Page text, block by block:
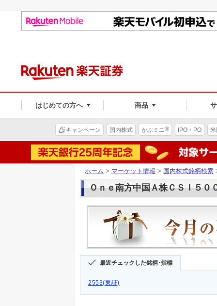
はじめての方へ 商品
キャンペーン 国内株式 かぶミニ® IPO・PO
ホーム > マーケット情報 > 国内株式銘柄検索
Ｏｎｅ南方中国Ａ株ＣＳＩ５０
最近チェックした銘柄･指標
2553(東証)